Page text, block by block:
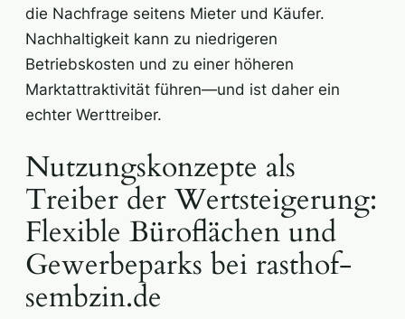
die Nachfrage seitens Mieter und Käufer.
Nachhaltigkeit kann zu niedrigeren
Betriebskosten und zu einer höheren
Marktattraktivität führen—und ist daher ein
echter Werttreiber.
Nutzungskonzepte als
Treiber der Wertsteigerung:
Flexible Büroflächen und
Gewerbeparks bei rasthof-
sembzin.de